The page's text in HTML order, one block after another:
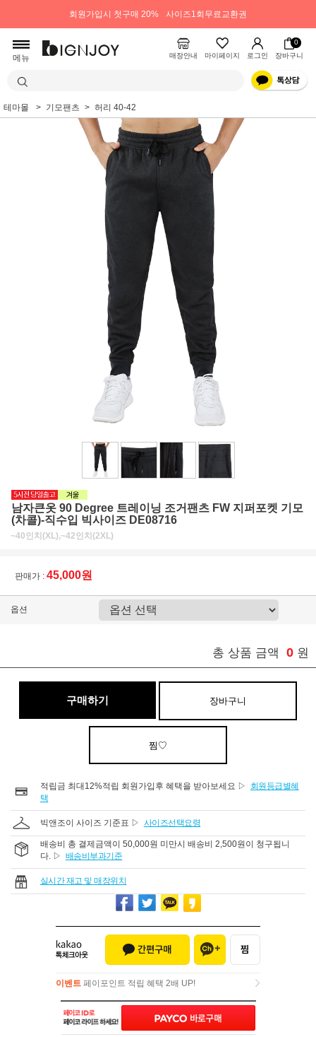
회원가입시 첫구매 20% 사이즈1회무료교환권
메뉴 매장안내 마이페이지 로그인
0
장바구니
테마몰 기모팬츠 허리 40-42
남자큰옷 90 Degree 트레이닝 조거팬츠 FW 지퍼포켓 기모
(차콜)-직수입 빅사이즈 DE08716
~40인치(XL),~42인치(2XL)
판매가 : 45,000원
옵션
총 상품 금액 0 원
구매하기 장바구니
찜♡
적립금 최대12%적립 회원가입후 혜택을 받아보세요 ▷
회원등급별혜
택
빅앤조이 사이즈 기준표 ▷ 사이즈선택요령
배송비 총 결제금액이 50,000원 미만시 배송비 2,500원이 청구됩니
다. ▷ 배송비부과기준
실시간 재고 및 매장위치
이벤트 페이포인트 적립 혜택 2배 UP!
이벤트페이포인트 적립 혜택 2배 UP!